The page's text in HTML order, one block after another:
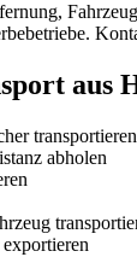
aus
transportieren
abholen